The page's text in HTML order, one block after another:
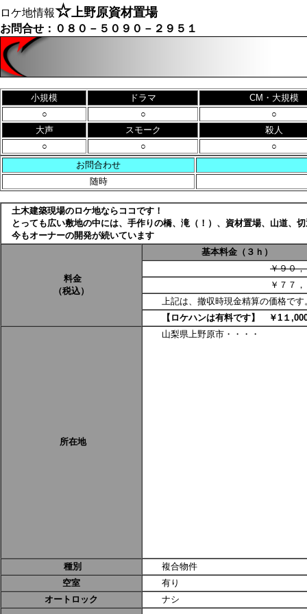
ロケ地情報☆上野原資材置場
お問合せ：０８０－５０９０－２９５１
小規模 ドラマ
CM・大規模
○
○
○
大声
スモーク
殺人
○
○
○
お問合わせ
随時
土木建築現場のロケ地ならココです！
とっても広い敷地の中には、手作りの橋、滝（！）、資材置場、山道、
今もオーナーの開発が続いています
料金
（税込）
基本料金（３ｈ）
￥９０
￥７７
上記は、撤収時現金精算の価格です
【ロケハンは有料です】 ￥1１
所在地
山梨県上野原市・・・・
種別
複合物件
空室
有り
オートロック
ナシ